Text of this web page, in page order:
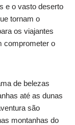
e o vasto deserto
tornam o
os viajantes
comprometer o
de belezas
até as dunas
são
montanhas do